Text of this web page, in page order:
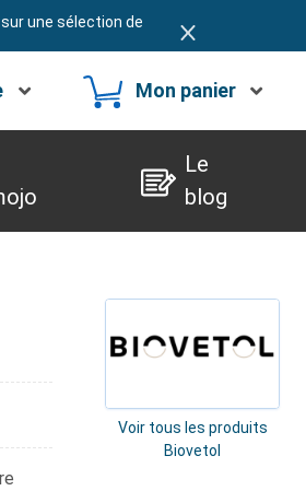
une sélection de
Mon panier
Le
blog
Voir tous les produits
Biovetol